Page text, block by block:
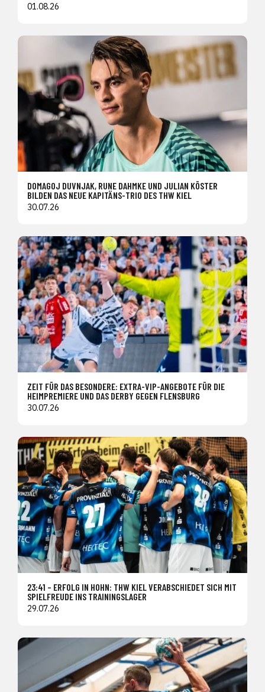
01.08.26
DOMAGOJ DUVNJAK, RUNE DAHMKE UND JULIAN KÖSTER
BILDEN DAS NEUE KAPITÄNS-TRIO DES THW KIEL
30.07.26
ZEIT FÜR DAS BESONDERE: EXTRA-VIP-ANGEBOTE FÜR DIE
HEIMPREMIERE UND DAS DERBY GEGEN FLENSBURG
30.07.26
23:41 – ERFOLG IN HOHN: THW KIEL VERABSCHIEDET SICH MIT
SPIELFREUDE INS TRAININGSLAGER
29.07.26